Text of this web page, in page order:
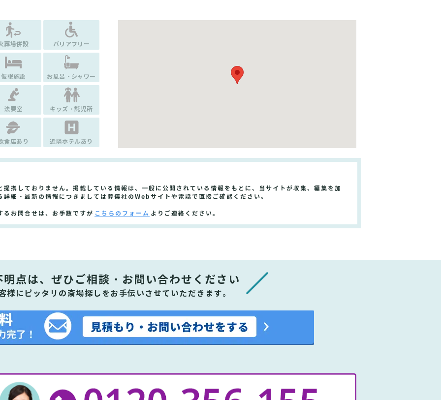
葬場併設 バリアフリー
仮眠施設 お風呂・シャワー
法要室 キッズ・託児所
食店あり 近隣ホテルあり
携しておりません。掲載している情報は、一般に公開されている情報をもとに、当サイトが収集、編集を加
細・最新の情報につきましては葬儀社のWebサイトや電話で直接ご確認ください。
るお問合せは、お手数ですが こちらのフォーム よりご連絡ください。
明点は、ぜひ ご相談・お問い合わせください
様にピッタリの斎場探しをお手伝いさせていただきます。